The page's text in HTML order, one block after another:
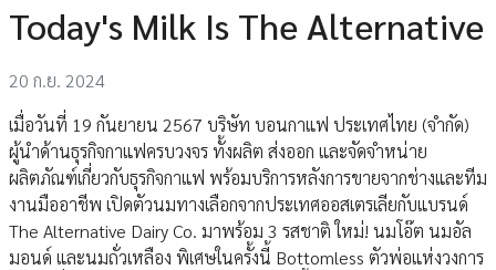
Today's Milk Is The Alternative
20 ก.ย. 2024
เมื่อวันที่ 19 กันยายน 2567 บริษัท บอนกาแฟ ประเทศไทย (จำกัด)
ผู้นำด้านธุรกิจกาแฟครบวงจร ทั้งผลิต ส่งออก และจัดจำหน่าย
ผลิตภัณฑ์เกี่ยวกับธุรกิจกาแฟ พร้อมบริการหลังการขายจากช่างและทีม
งานมืออาชีพ เปิดตัวนมทางเลือกจากประเทศออสเตรเลียกับแบรนด์
The Alternative Dairy Co. มาพร้อม 3 รสชาติ ใหม่! นมโอ๊ต นมอัล
มอนด์ และนมถั่วเหลือง พิเศษในครั้งนี้ Bottomless ตัวพ่อแห่งวงการ